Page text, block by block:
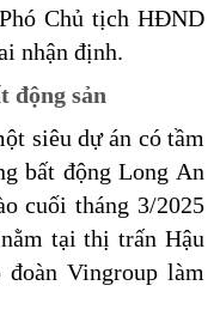
Chủ tịch HĐND
nhận định.
động sản
siêu dự án có tầm
bất động Long An
cuối tháng 3/2025
tại thị trấn Hậu
Vingroup làm